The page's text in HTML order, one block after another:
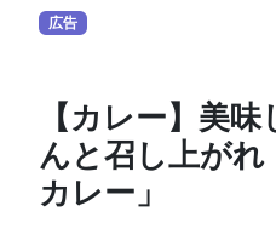
広告
【カレー】美
んと召し上がれ
カレー」